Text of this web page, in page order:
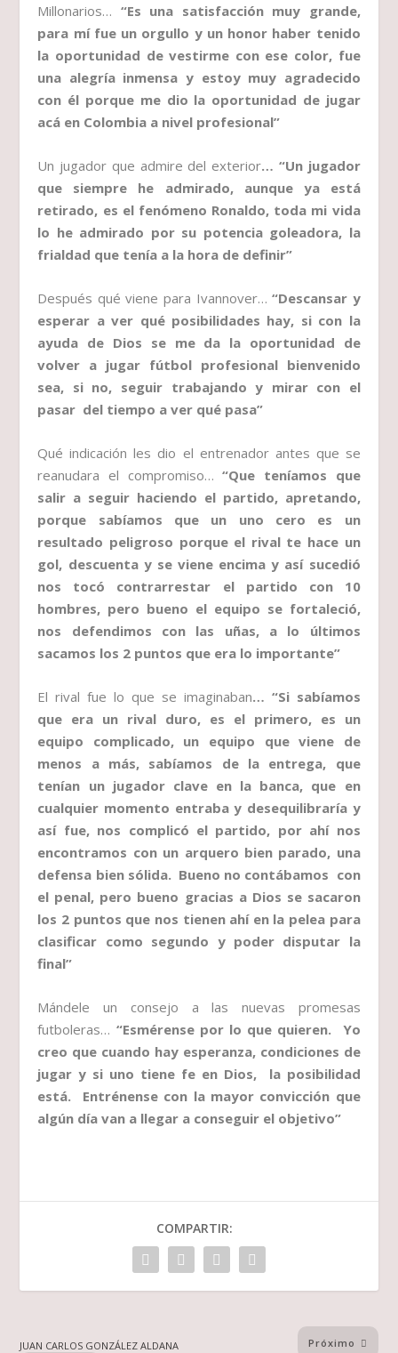
Millonarios… “Es una satisfacción muy grande,
para mí fue un orgullo y un honor haber tenido
la oportunidad de vestirme con ese color, fue
una alegría inmensa y estoy muy agradecido
con él porque me dio la oportunidad de jugar
acá en Colombia a nivel profesional”
Un jugador que admire del exterior… “Un jugador
que siempre he admirado, aunque ya está
retirado, es el fenómeno Ronaldo, toda mi vida
lo he admirado por su potencia goleadora, la
frialdad que tenía a la hora de definir”
Después qué viene para Ivannover…“Descansar y
esperar a ver qué posibilidades hay, si con la
ayuda de Dios se me da la oportunidad de
volver a jugar fútbol profesional bienvenido
sea, si no, seguir trabajando y mirar con el
pasar del tiempo a ver qué pasa”
Qué indicación les dio el entrenador antes que se
reanudara el compromiso…“Que teníamos que
salir a seguir haciendo el partido, apretando,
porque sabíamos que un uno cero es un
resultado peligroso porque el rival te hace un
gol, descuenta y se viene encima y así sucedió
nos tocó contrarrestar el partido con 10
hombres, pero bueno el equipo se fortaleció,
nos defendimos con las uñas, a lo últimos
sacamos los 2 puntos que era lo importante”
El rival fue lo que se imaginaban… “Si sabíamos
que era un rival duro, es el primero, es un
equipo complicado, un equipo que viene de
menos a más, sabíamos de la entrega, que
tenían un jugador clave en la banca, que en
cualquier momento entraba y desequilibraría y
así fue, nos complicó el partido, por ahí nos
encontramos con un arquero bien parado, una
defensa bien sólida. Bueno no contábamos con
el penal, pero bueno gracias a Dios se sacaron
los 2 puntos que nos tienen ahí en la pelea para
clasificar como segundo y poder disputar la
final”
Mándele un consejo a las nuevas promesas
futboleras… “Esmérense por lo que quieren. Yo
creo que cuando hay esperanza, condiciones de
jugar y si uno tiene fe en Dios, la posibilidad
está. Entrénense con la mayor convicción que
algún día van a llegar a conseguir el objetivo”
COMPARTIR:
JUAN CARLOS GONZÁLEZ ALDANA Próximo